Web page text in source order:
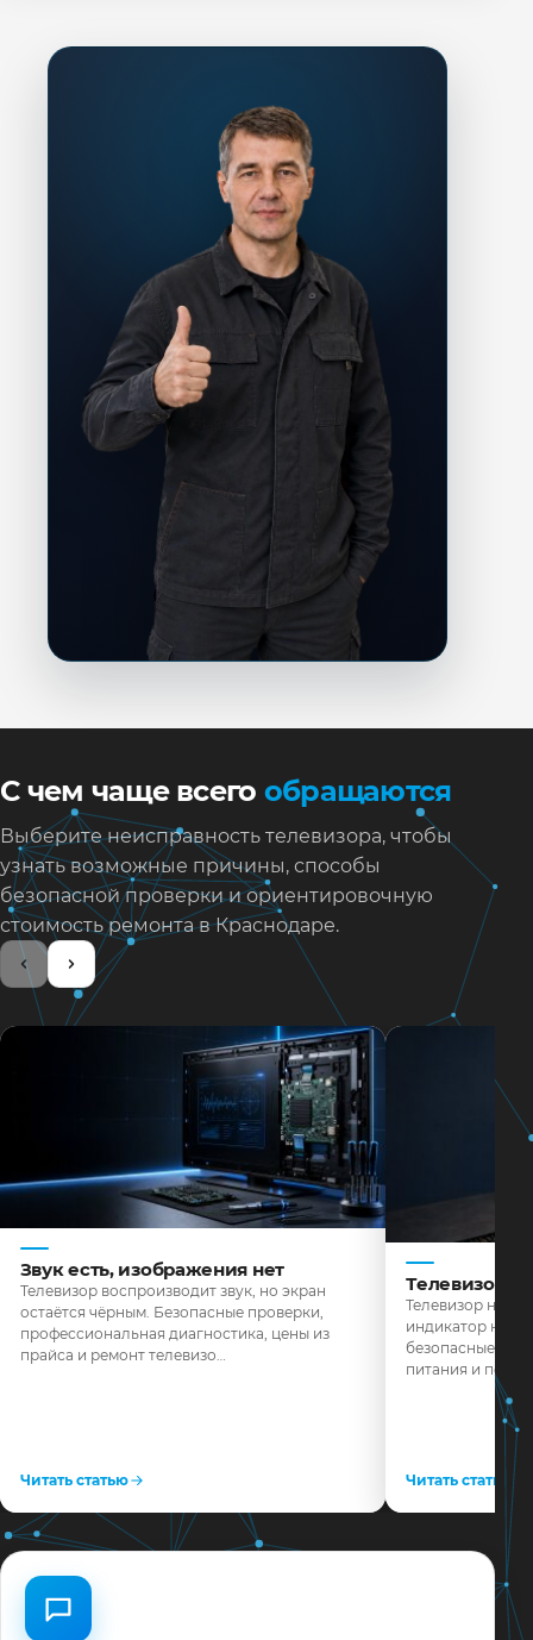
С чем чаще всего обращаются
Выберите неисправность телевизора, чтобы
узнать возможные причины, способы
безопасной проверки и ориентировочную
стоимость ремонта в Краснодаре.
Звук есть, изображения нет
Телевизор воспроизводит звук, но экран
остаётся чёрным. Безопасные проверки,
профессиональная диагностика, цены из
прайса и ремонт телевизо…
Читать статью
Телевизор
Телевизор не
индикатор не
безопасные
питания и
Читать статью